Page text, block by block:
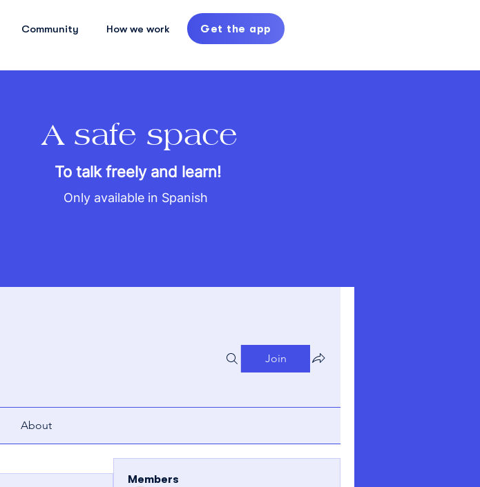
Community How we work Get the app
Only available in Spanish
A safe space
To talk freely and learn!
Join
About
Members